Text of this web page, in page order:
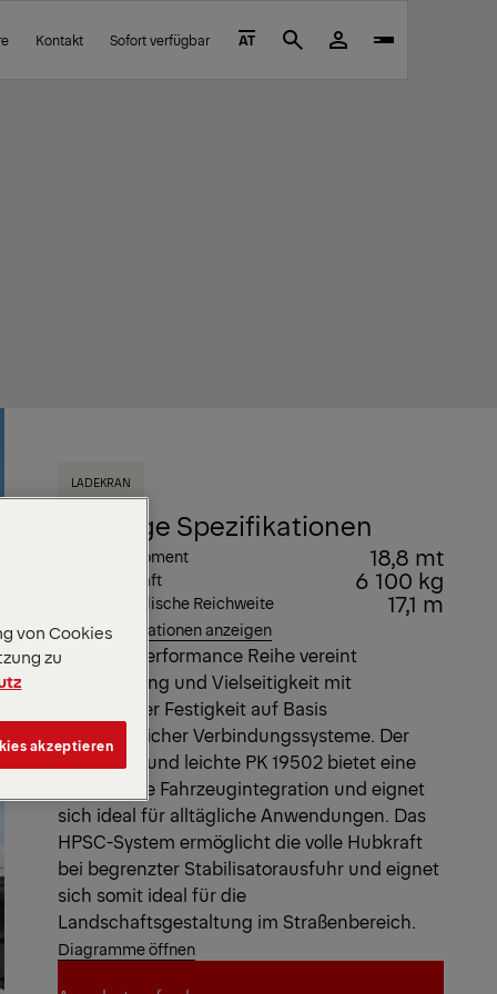
Kontakt Sofort verfügbar AT Search
LADEKRAN
Wichtige Spezifikationen
Max. Hubmoment 18,8 mt
Max. Hubkraft 6 100 kg
Max. hydraulische Reichweite 17,1 m
Alle Spezifikationen anzeigen
Die High Performance Reihe vereint
Hebeleistung und Vielseitigkeit mit
überlegener Festigkeit auf Basis
fortschrittlicher Verbindungssysteme. Der
kompakte und leichte PK 19502 bietet eine
verbesserte Fahrzeugintegration und eignet
sich ideal für alltägliche Anwendungen. Das
HPSC-System ermöglicht die volle Hubkraft
bei begrenzter Stabilisatorausfuhr und eignet
sich somit ideal für die
Landschaftsgestaltung im Straßenbereich.
Diagramme öffnen
von Cookies
zu
akzeptieren